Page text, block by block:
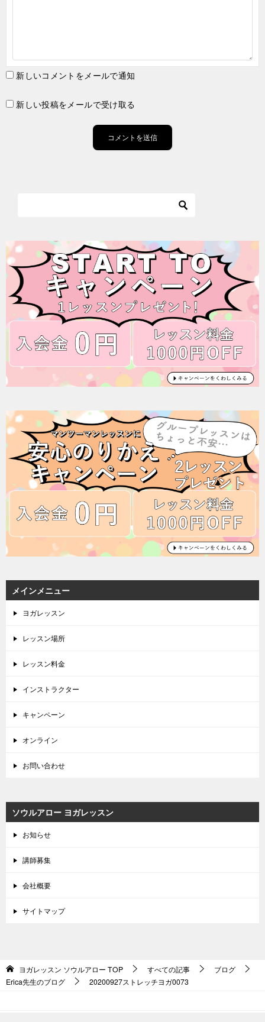
新しいコメントをメールで通知
新しい投稿をメールで受け取る
メインメニュー
ヨガレッスン
レッスン場所
レッスン料金
インストラクター
キャンペーン
オンライン
お問い合わせ
ソウルアロー ヨガレッスン
お知らせ
講師募集
会社概要
サイトマップ
ヨガレッスン ソウルアロー TOP すべての記事
ブログ
Erica先生のブログ
20200927ストレッチヨガ0073